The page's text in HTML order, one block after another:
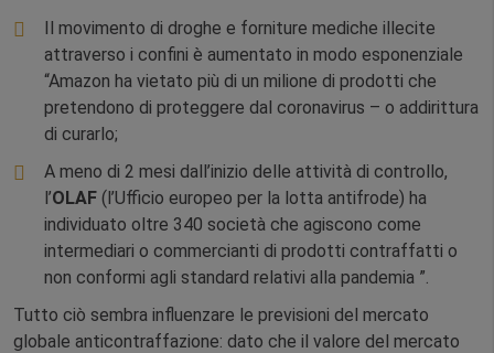
Il movimento di droghe e forniture mediche illecite
attraverso i confini è aumentato in modo esponenziale
“Amazon ha vietato più di un milione di prodotti che
pretendono di proteggere dal coronavirus – o addirittura
di curarlo;
A meno di 2 mesi dall’inizio delle attività di controllo,
l’OLAF (l’Ufficio europeo per la lotta antifrode) ha
individuato oltre 340 società che agiscono come
intermediari o commercianti di prodotti contraffatti o
non conformi agli standard relativi alla pandemia ”.
Tutto ciò sembra influenzare le previsioni del mercato
globale anticontraffazione: dato che il valore del mercato